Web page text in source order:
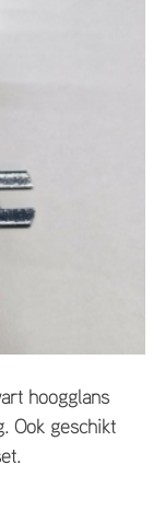
hoogglans
Ook geschikt